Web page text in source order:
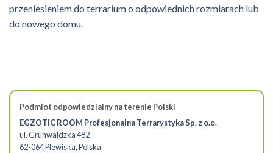
przeniesieniem do terrarium o odpowiednich rozmiarach lub
do nowego domu.
Podmiot odpowiedzialny na terenie Polski
EGZOTIC ROOM Profesjonalna Terrarystyka Sp. z o.o.
ul. Grunwaldzka 482
62-064 Plewiska, Polska